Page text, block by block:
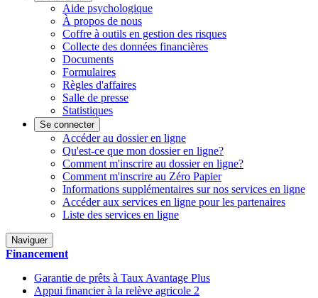
Aide psychologique
À propos de nous
Coffre à outils en gestion des risques
Collecte des données financières
Documents
Formulaires
Règles d'affaires
Salle de presse
Statistiques
Se connecter
Accéder au dossier en ligne
Qu'est-ce que mon dossier en ligne?
Comment m'inscrire au dossier en ligne?
Comment m'inscrire au Zéro Papier
Informations supplémentaires sur nos services en ligne
Accéder aux services en ligne pour les partenaires
Liste des services en ligne
Naviguer
Financement
Garantie de prêts à Taux Avantage Plus
Appui financier à la relève agricole 2